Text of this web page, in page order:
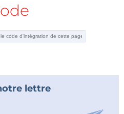
lettre